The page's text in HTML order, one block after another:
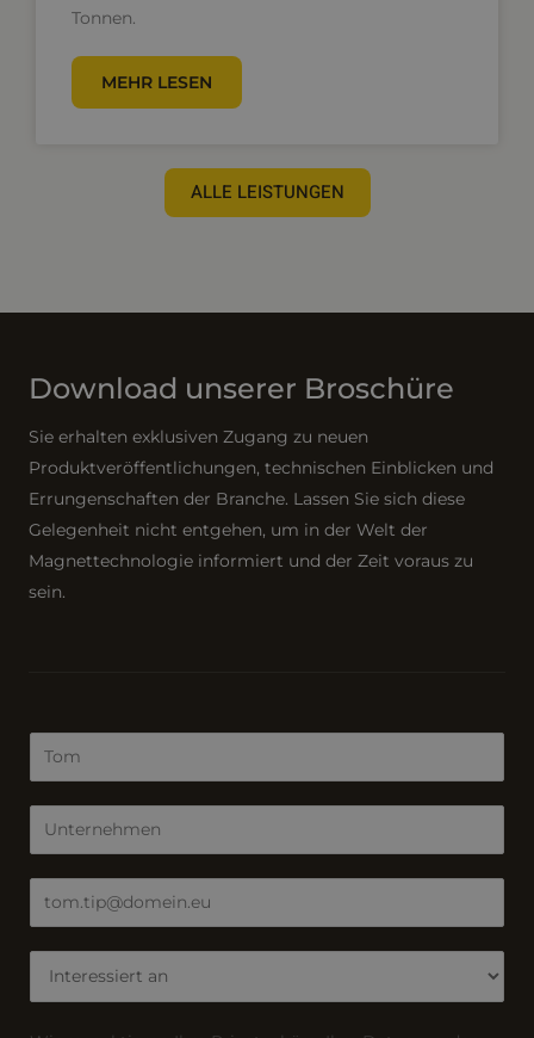
Tonnen.
MEHR LESEN
ALLE LEISTUNGEN
Download unserer Broschüre
Sie erhalten exklusiven Zugang zu neuen
Produktveröffentlichungen, technischen Einblicken und
Errungenschaften der Branche. Lassen Sie sich diese
Gelegenheit nicht entgehen, um in der Welt der
Magnettechnologie informiert und der Zeit voraus zu
sein.
a
m
n
t
e
-
M